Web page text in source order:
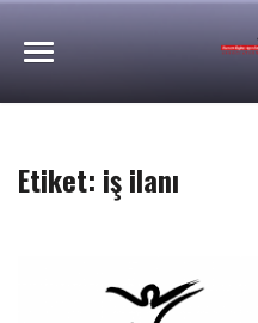
Etiket: iş ilanı